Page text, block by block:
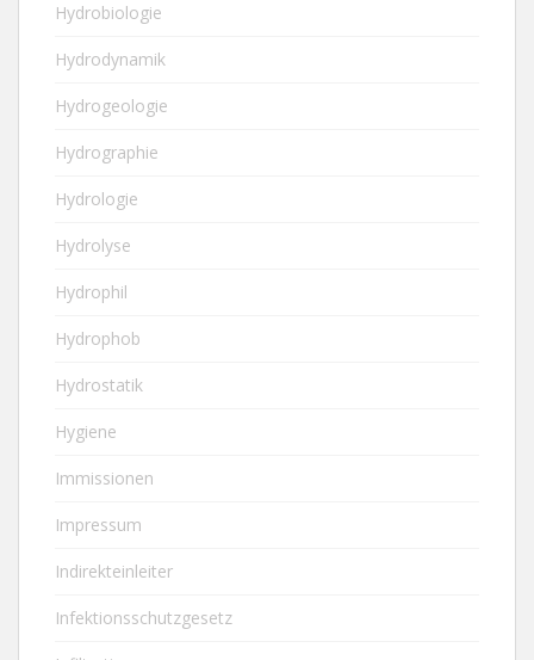
Hydrobiologie
Hydrodynamik
Hydrogeologie
Hydrographie
Hydrologie
Hydrolyse
Hydrophil
Hydrophob
Hydrostatik
Hygiene
Immissionen
Impressum
Indirekteinleiter
Infektionsschutzgesetz